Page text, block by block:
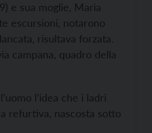
e sua moglie, Maria
escursioni, notarono
risultava forzata.
campana, quadro della
l’idea che i ladri
refurtiva, nascosta sotto